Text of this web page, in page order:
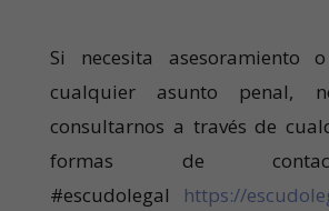
Si necesita asesoramiento
cualquier asunto penal,
consultarnos a través de
formas de
#escudolegal https://